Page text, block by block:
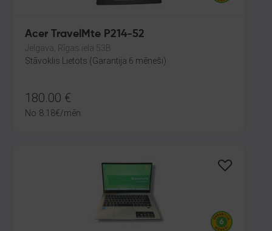
Acer TravelMte P214-52
Jelgava, Rīgas iela 53B
Stāvoklis Lietots (Garantija 6 mēneši)
180.00 €
No 8.18€/mēn.